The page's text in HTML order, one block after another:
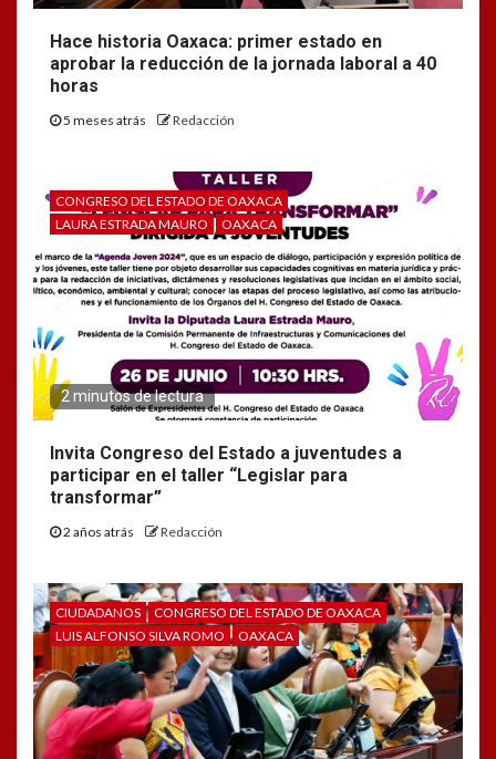
Hace historia Oaxaca: primer estado en
aprobar la reducción de la jornada laboral a 40
horas
5 meses atrás Redacción
CONGRESO DEL ESTADO DE OAXACA
LAURA ESTRADA MAURO
OAXACA
2 minutos de lectura
Invita Congreso del Estado a juventudes a
participar en el taller “Legislar para
transformar”
2 años atrás Redacción
CIUDADANOS
CONGRESO DEL ESTADO DE OAXACA
LUIS ALFONSO SILVA ROMO
OAXACA